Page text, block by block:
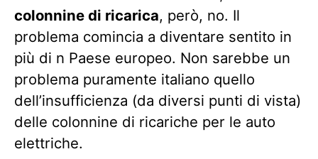
colonnine di ricarica, però, no. Il
problema comincia a diventare sentito in
più di n Paese europeo. Non sarebbe un
problema puramente italiano quello
dell’insufficienza (da diversi punti di vista)
delle colonnine di ricariche per le auto
elettriche.